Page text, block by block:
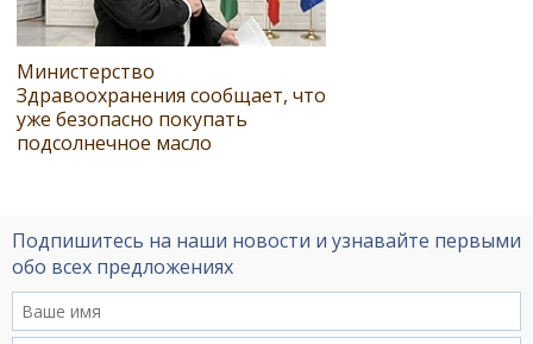
Министерство
Здравоохранения сообщает, что
уже безопасно покупать
подсолнечное масло
Подпишитесь на наши новости и узнавайте первыми
обо всех предложениях